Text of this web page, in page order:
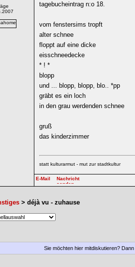
tagebucheintrag n:o 18.
vom fenstersims tropft
alter schnee
floppt auf eine dicke
eisschneedecke
* ! *
blopp
und ... blopp, blopp, blo.. *pp
gräbt es ein loch
in den grau werdenden schnee
gruß
das kinderzimmer
statt kulturarmut - mut zur stadtkultur
> déjà vu - zuhause
Sie möchten hier mitdiskutieren? Dann